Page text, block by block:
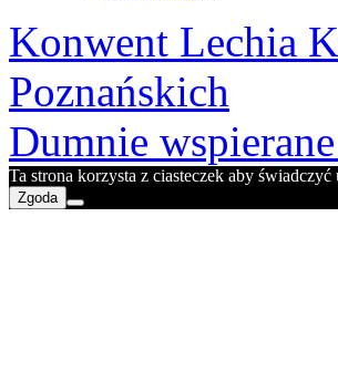
Konwent Lechia
Poznańskich
Dumnie
Ta strona korzysta z ciasteczek aby
Zgoda